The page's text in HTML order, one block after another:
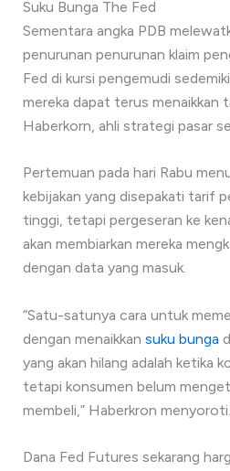
Suku Bunga The Fed
Sementara angka PDB
penurunan penurunan klaim
Fed di kursi pengemudi
mereka dapat terus menaikkan
Haberkorn, ahli strategi pasar
Pertemuan pada hari Rabu
kebijakan yang disepakati tarif
tinggi, tetapi pergeseran ke
akan membiarkan mereka
dengan data yang masuk.
“Satu-satunya cara untuk
dengan menaikkan suku bunga
yang akan hilang adalah ketika
tetapi konsumen belum
membeli,” Haberkron menyoroti.
Dana Fed Futures sekarang